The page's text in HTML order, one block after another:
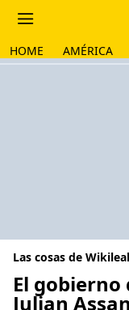
HOME AMÉRICA
Las cosas de
El gobierno
Julian